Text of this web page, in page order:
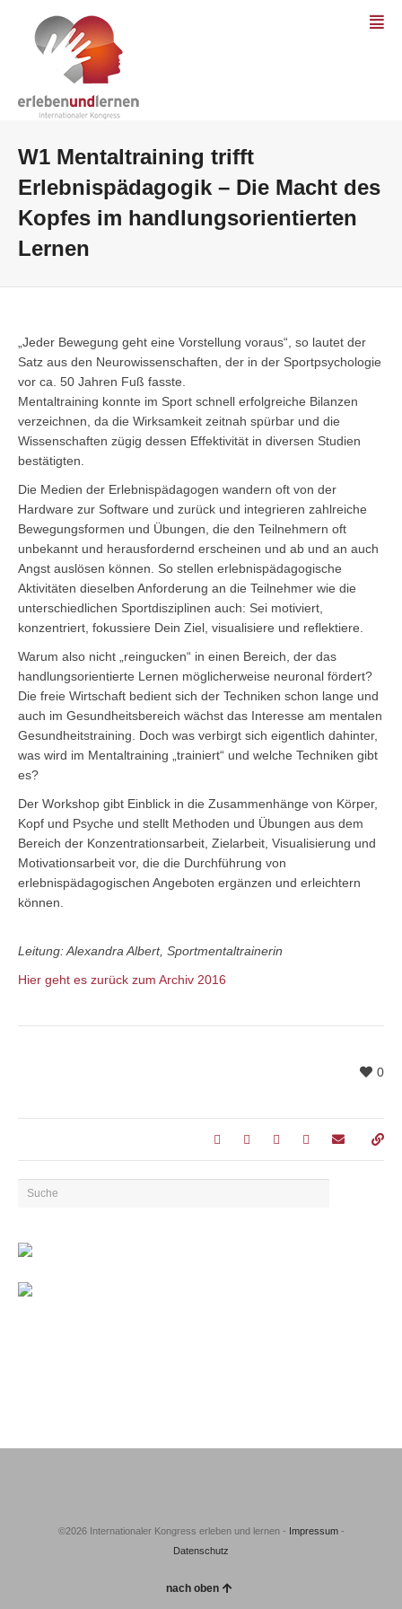
W1 Mentaltraining trifft
Erlebnispädagogik – Die Macht des
Kopfes im handlungsorientierten
Lernen
„Jeder Bewegung geht eine Vorstellung voraus“, so lautet der
Satz aus den Neurowissenschaften, der in der Sportpsychologie
vor ca. 50 Jahren Fuß fasste.
Mentaltraining konnte im Sport schnell erfolgreiche Bilanzen
verzeichnen, da die Wirksamkeit zeitnah spürbar und die
Wissenschaften zügig dessen Effektivität in diversen Studien
bestätigten.
Die Medien der Erlebnispädagogen wandern oft von der
Hardware zur Software und zurück und integrieren zahlreiche
Bewegungsformen und Übungen, die den Teilnehmern oft
unbekannt und herausfordernd erscheinen und ab und an auch
Angst auslösen können. So stellen erlebnispädagogische
Aktivitäten dieselben Anforderung an die Teilnehmer wie die
unterschiedlichen Sportdisziplinen auch: Sei motiviert,
konzentriert, fokussiere Dein Ziel, visualisiere und reflektiere.
Warum also nicht „reingucken“ in einen Bereich, der das
handlungsorientierte Lernen möglicherweise neuronal fördert?
Die freie Wirtschaft bedient sich der Techniken schon lange und
auch im Gesundheitsbereich wächst das Interesse am mentalen
Gesundheitstraining. Doch was verbirgt sich eigentlich dahinter,
was wird im Mentaltraining „trainiert“ und welche Techniken gibt
es?
Der Workshop gibt Einblick in die Zusammenhänge von Körper,
Kopf und Psyche und stellt Methoden und Übungen aus dem
Bereich der Konzentrationsarbeit, Zielarbeit, Visualisierung und
Motivationsarbeit vor, die die Durchführung von
erlebnispädagogischen Angeboten ergänzen und erleichtern
können.
Leitung: Alexandra Albert, Sportmentaltrainerin
Hier geht es zurück zum Archiv 2016
0
©2026 Internationaler Kongress erleben und lernen - Impressum-
Datenschutz
nach oben